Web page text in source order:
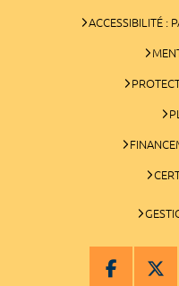
ACCESSIBILITÉ :